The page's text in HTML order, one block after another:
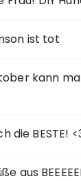
ist tot
kann
die BESTE!
aus